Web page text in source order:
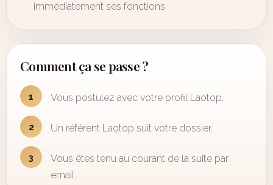
immédiatement ses fonctions
Comment ça se passe ?
1 Vous postulez avec votre profil Laotop.
2 Un référent Laotop suit votre dossier.
3
Vous êtes tenu au courant de la suite par
email.